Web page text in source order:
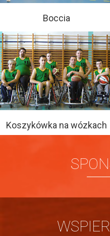
Boccia
Koszykówka na wózkach